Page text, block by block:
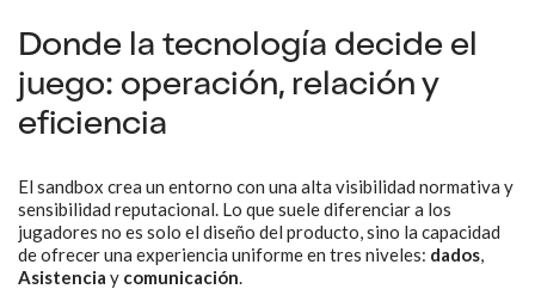
Donde la tecnología decide el
juego: operación, relación y
eficiencia
El sandbox crea un entorno con una alta visibilidad normativa y
sensibilidad reputacional. Lo que suele diferenciar a los
jugadores no es solo el diseño del producto, sino la capacidad
de ofrecer una experiencia uniforme en tres niveles: dados,
Asistencia y comunicación.